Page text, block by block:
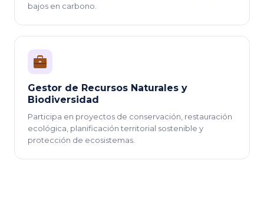
bajos en carbono.
Gestor de Recursos Naturales y
Biodiversidad
Participa en proyectos de conservación, restauración
ecológica, planificación territorial sostenible y
protección de ecosistemas.